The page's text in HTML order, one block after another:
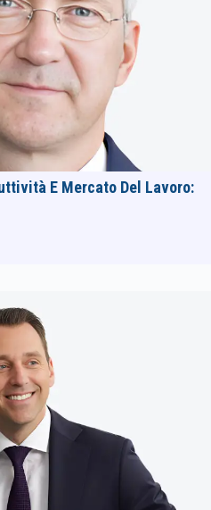
E Mercato Del Lavoro: